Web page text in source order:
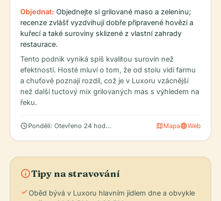
Objednat: Objednejte si grilované maso a zeleninu;
recenze zvlášť vyzdvihují dobře připravené hovězí a
kuřecí a také suroviny sklizené z vlastní zahrady
restaurace.
Tento podnik vyniká spíš kvalitou surovin než
efektností. Hosté mluví o tom, že od stolu vidí farmu
a chuťově poznají rozdíl, což je v Luxoru vzácnější
než další tuctový mix grilovaných mas s výhledem na
řeku.
schedule Pondělí: Otevřeno 24 hodin, Úterý: Otevřeno 24 hodin, Středa:
mapMapalanguageWeb
infoTipy na stravování
check Oběd bývá v Luxoru hlavním jídlem dne a obvykle